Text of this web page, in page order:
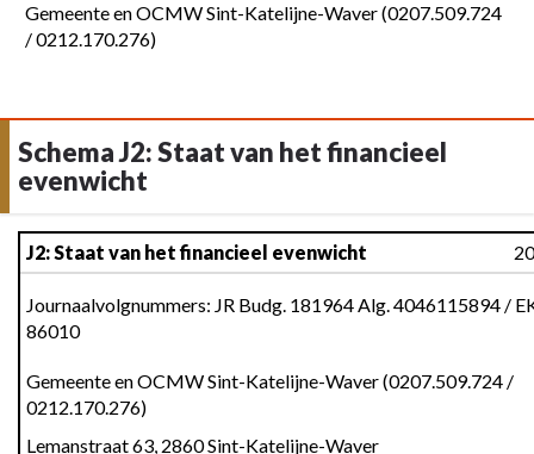
Gemeente en OCMW Sint-Katelijne-Waver (0207.509.724
/ 0212.170.276)
Schema J2: Staat van het financieel
evenwicht
Terug
naar
navigatie
Staat
J2: Staat van het financieel evenwicht
Journaalvolgnummers: JR Budg. 181964 Alg. 4046115894 /
86010
Gemeente en OCMW Sint-Katelijne-Waver (0207.509.724 /
0212.170.276)
Lemanstraat 63, 2860 Sint-Katelijne-Waver